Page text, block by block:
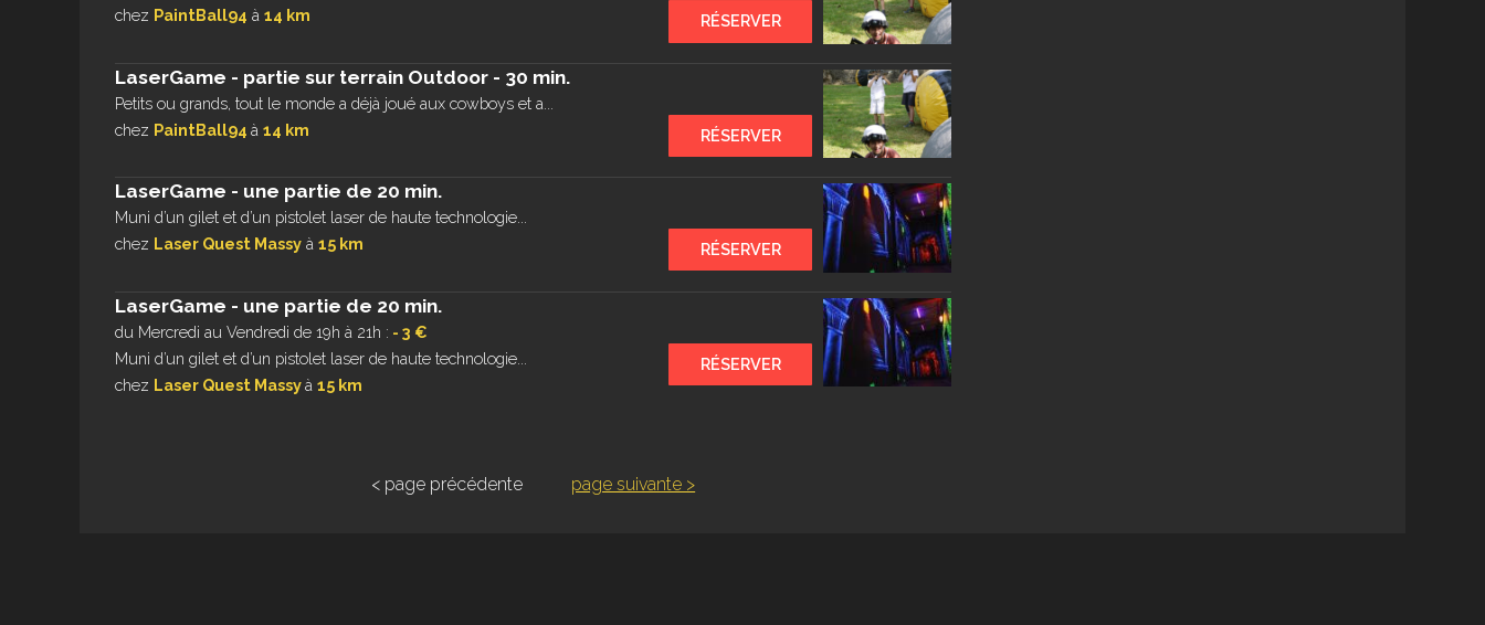
chez PaintBall94 à 14 km RÉSERVER
LaserGame - partie sur terrain Outdoor - 30 min.
Petits ou grands, tout le monde a déjà joué aux cowboys et a...
chez PaintBall94 à 14 km RÉSERVER
LaserGame - une partie de 20 min.
Muni d’un gilet et d’un pistolet laser de haute technologie...
chez Laser Quest Massy à 15 km RÉSERVER
LaserGame - une partie de 20 min.
du Mercredi au Vendredi de 19h à 21h : - 3 €
Muni d’un gilet et d’un pistolet laser de haute technologie...
chez Laser Quest Massyà 15 km
RÉSERVER
< page précédente page suivante >